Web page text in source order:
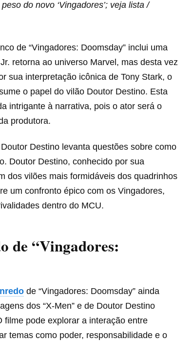
do novo ‘Vingadores’; veja lista /
de “Vingadores: Doomsday” inclui uma
retorna ao universo Marvel, mas desta vez
sua interpretação icônica de Tony Stark, o
o papel do vilão Doutor Destino. Esta
intrigante à narrativa, pois o ator será o
produtora.
Destino levanta questões sobre como
Doutor Destino, conhecido por sua
dos vilões mais formidáveis dos quadrinhos
um confronto épico com os Vingadores,
dentro do MCU.
de “Vingadores:
de “Vingadores: Doomsday” ainda
dos “X-Men” e de Doutor Destino
filme pode explorar a interação entre
temas como poder, responsabilidade e o